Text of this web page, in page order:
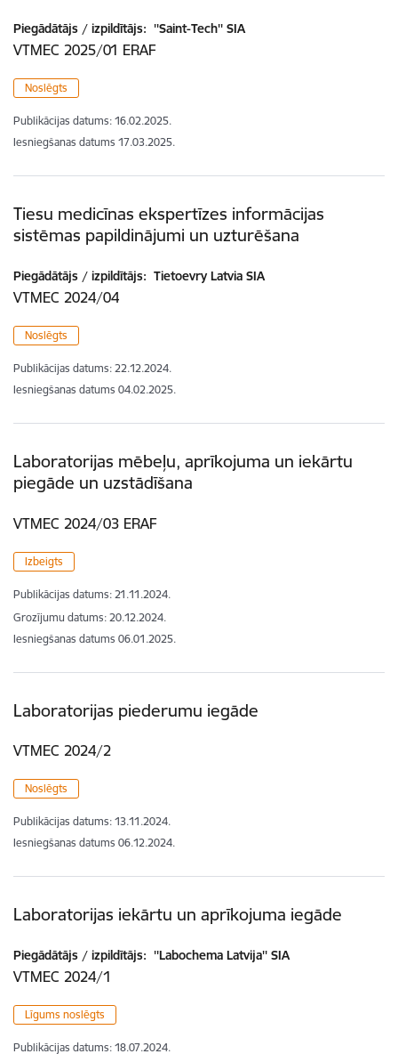
Piegādātājs / izpildītājs: ''Saint-Tech'' SIA
VTMEC 2025/01 ERAF
Noslēgts
Publikācijas datums: 16.02.2025.
Iesniegšanas datums 17.03.2025.
Tiesu medicīnas ekspertīzes informācijas
sistēmas papildinājumi un uzturēšana
Piegādātājs / izpildītājs: Tietoevry Latvia SIA
VTMEC 2024/04
Noslēgts
Publikācijas datums: 22.12.2024.
Iesniegšanas datums 04.02.2025.
Laboratorijas mēbeļu, aprīkojuma un iekārtu
piegāde un uzstādīšana
VTMEC 2024/03 ERAF
Izbeigts
Publikācijas datums: 21.11.2024.
Grozījumu datums: 20.12.2024.
Iesniegšanas datums 06.01.2025.
Laboratorijas piederumu iegāde
VTMEC 2024/2
Noslēgts
Publikācijas datums: 13.11.2024.
Iesniegšanas datums 06.12.2024.
Laboratorijas iekārtu un aprīkojuma iegāde
Piegādātājs / izpildītājs: ''Labochema Latvija'' SIA
VTMEC 2024/1
Līgums noslēgts
Publikācijas datums: 18.07.2024.